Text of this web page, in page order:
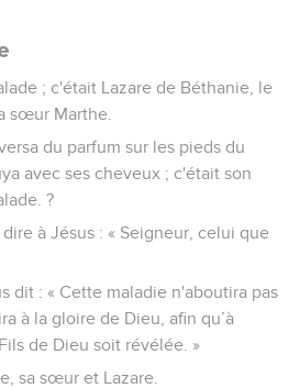
; c'était Lazare de Béthanie, le
sœur Marthe.
du parfum sur les pieds du
avec ses cheveux ; c'était son
?
à Jésus : « Seigneur, celui que
dit : « Cette maladie n'aboutira pas
à la gloire de Dieu, afin qu’à
de Dieu soit révélée. »
sa sœur et Lazare.